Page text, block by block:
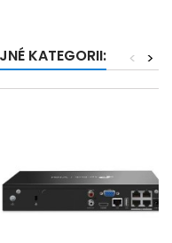
KATEGORII: >
<